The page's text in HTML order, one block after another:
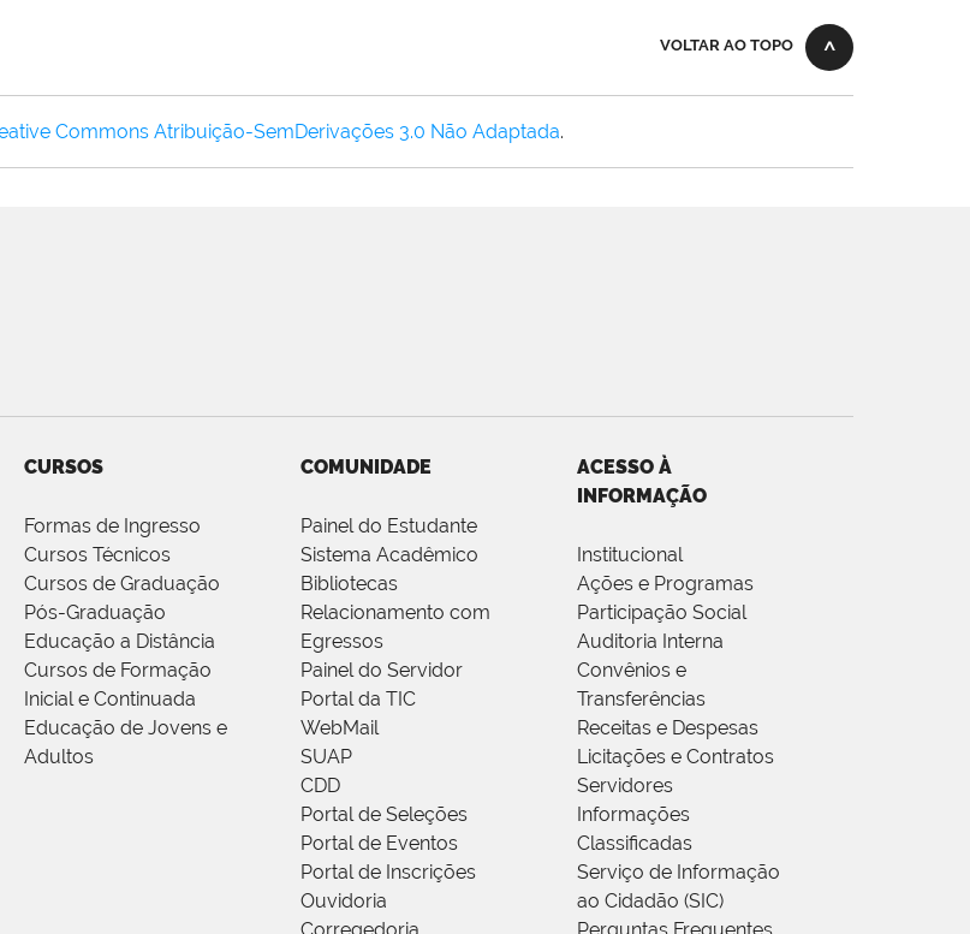
VOLTAR AO TOPO
Commons Atribuição-SemDerivações 3.0 Não Adaptada.
CURSOS
Formas de Ingresso
Cursos Técnicos
Cursos de Graduação
Pós-Graduação
Educação a Distância
Cursos de Formação
Inicial e Continuada
Educação de Jovens e
Adultos
COMUNIDADE
Painel do Estudante
Sistema Acadêmico
Bibliotecas
Relacionamento com
Egressos
Painel do Servidor
Portal da TIC
WebMail
SUAP
CDD
Portal de Seleções
Portal de Eventos
Portal de Inscrições
Ouvidoria
ACESSO À
INFORMAÇÃO
Institucional
Ações e Programas
Participação Social
Auditoria Interna
Convênios e
Transferências
Receitas e Despesas
Licitações e Contratos
Servidores
Informações
Classificadas
Serviço de Informação
ao Cidadão (SIC)